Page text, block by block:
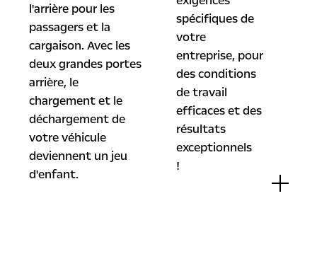
l'arrière pour les
passagers et la
cargaison. Avec les
deux grandes portes
arrière, le
chargement et le
déchargement de
votre véhicule
deviennent un jeu
d'enfant.
spécifiques de
votre
entreprise, pour
des conditions
de travail
efficaces et des
résultats
exceptionnels
!